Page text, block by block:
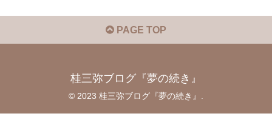
PAGE TOP
桂三弥ブログ『夢の続き』
© 2023 桂三弥ブログ『夢の続き』.